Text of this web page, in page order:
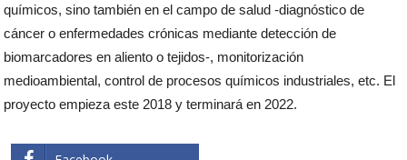
químicos, sino también en el campo de salud -diagnóstico de
cáncer o enfermedades crónicas mediante detección de
biomarcadores en aliento o tejidos-, monitorización
medioambiental, control de procesos químicos industriales, etc. El
proyecto empieza este 2018 y terminará en 2022.